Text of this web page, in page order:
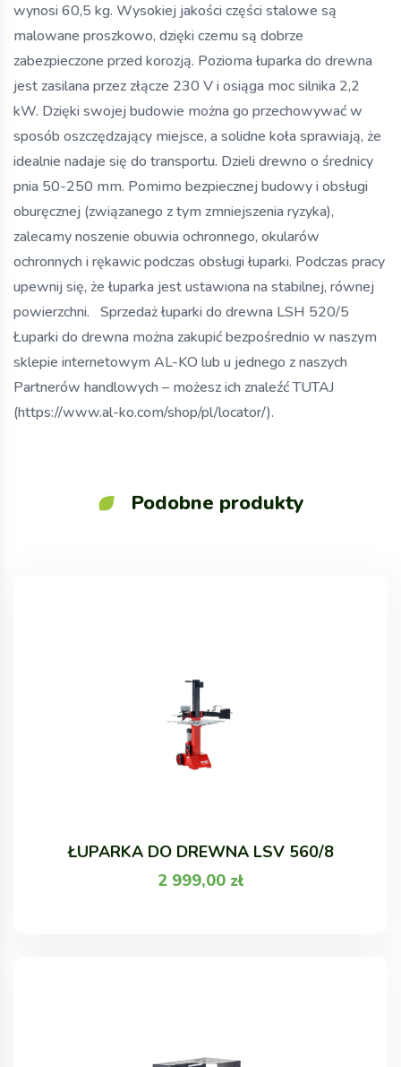
wynosi 60,5 kg. Wysokiej jakości części stalowe są
malowane proszkowo, dzięki czemu są dobrze
zabezpieczone przed korozją. Pozioma łuparka do drewna
jest zasilana przez złącze 230 V i osiąga moc silnika 2,2
kW. Dzięki swojej budowie można go przechowywać w
sposób oszczędzający miejsce, a solidne koła sprawiają, że
idealnie nadaje się do transportu. Dzieli drewno o średnicy
pnia 50-250 mm. Pomimo bezpiecznej budowy i obsługi
oburęcznej (związanego z tym zmniejszenia ryzyka),
zalecamy noszenie obuwia ochronnego, okularów
ochronnych i rękawic podczas obsługi łuparki. Podczas pracy
upewnij się, że łuparka jest ustawiona na stabilnej, równej
powierzchni. Sprzedaż łuparki do drewna LSH 520/5
Łuparki do drewna można zakupić bezpośrednio w naszym
sklepie internetowym AL-KO lub u jednego z naszych
Partnerów handlowych – możesz ich znaleźć TUTAJ
(https://www.al-ko.com/shop/pl/locator/).
Podobne produkty
ŁUPARKA DO DREWNA LSV 560/8
2 999,00 zł